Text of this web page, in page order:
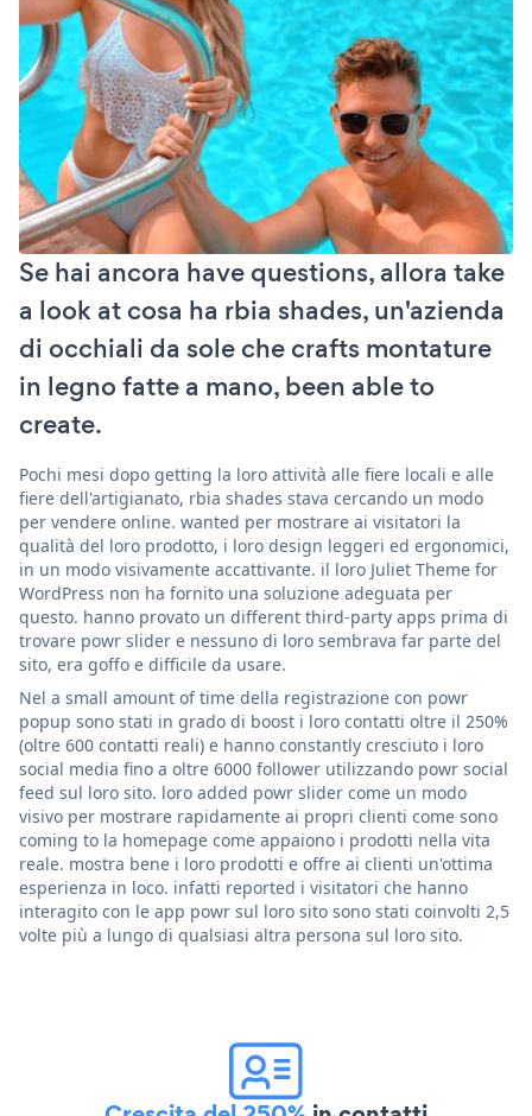
Se hai ancora have questions, allora take
a look at cosa ha rbia shades, un'azienda
di occhiali da sole che crafts montature
in legno fatte a mano, been able to
create.
Pochi mesi dopo getting la loro attività alle fiere locali e alle
fiere dell'artigianato, rbia shades stava cercando un modo
per vendere online. wanted per mostrare ai visitatori la
qualità del loro prodotto, i loro design leggeri ed ergonomici,
in un modo visivamente accattivante. il loro Juliet Theme for
WordPress non ha fornito una soluzione adeguata per
questo. hanno provato un different third-party apps prima di
trovare powr slider e nessuno di loro sembrava far parte del
sito, era goffo e difficile da usare.
Nel a small amount of time della registrazione con powr
popup sono stati in grado di boost i loro contatti oltre il 250%
(oltre 600 contatti reali) e hanno constantly cresciuto i loro
social media fino a oltre 6000 follower utilizzando powr social
feed sul loro sito. loro added powr slider come un modo
visivo per mostrare rapidamente ai propri clienti come sono
coming to la homepage come appaiono i prodotti nella vita
reale. mostra bene i loro prodotti e offre ai clienti un'ottima
esperienza in loco. infatti reported i visitatori che hanno
interagito con le app powr sul loro sito sono stati coinvolti 2,5
volte più a lungo di qualsiasi altra persona sul loro sito.